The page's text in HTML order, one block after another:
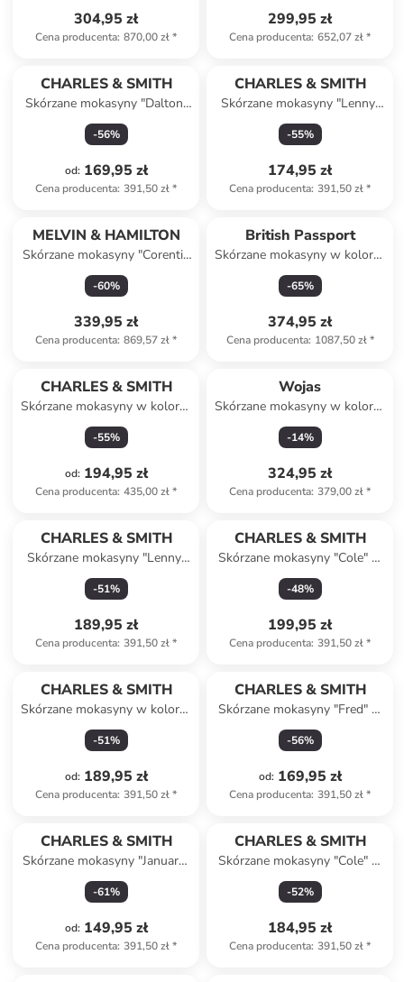
304,95 zł
Cena producenta: 870,00 zł*
299,95 zł
Cena producenta: 652,07 zł*
CHARLES & SMITH
Skórzane mokasyny "Dalton"
w kolorze khaki
-56%
od: 169,95 zł
Cena producenta: 391,50 zł*
CHARLES & SMITH
Skórzane mokasyny "Lenny"
w kolorze jasnobrązowym
-55%
174,95 zł
Cena producenta: 391,50 zł*
MELVIN & HAMILTON
Skórzane mokasyny "Corentin
3" w kolorze jasnobrązowym
-60%
339,95 zł
Cena producenta: 869,57 zł*
British Passport
Skórzane mokasyny w kolorze
czarnym
-65%
374,95 zł
Cena producenta: 1087,50 zł*
CHARLES & SMITH
Skórzane mokasyny w kolorze
niebieskim
-55%
od: 194,95 zł
Cena producenta: 435,00 zł*
Wojas
Skórzane mokasyny w kolorze
granatowym
-14%
324,95 zł
Cena producenta: 379,00 zł*
CHARLES & SMITH
Skórzane mokasyny "Lenny"
w kolorze jasnobrązowym
-51%
189,95 zł
Cena producenta: 391,50 zł*
CHARLES & SMITH
Skórzane mokasyny "Cole" w
kolorze brązowym
-48%
199,95 zł
Cena producenta: 391,50 zł*
CHARLES & SMITH
Skórzane mokasyny w kolorze
jasnobrązowym
-51%
od: 189,95 zł
Cena producenta: 391,50 zł*
CHARLES & SMITH
Skórzane mokasyny "Fred" w
kolorze błękitnym
-56%
od: 169,95 zł
Cena producenta: 391,50 zł*
CHARLES & SMITH
Skórzane mokasyny "January"
w kolorze zielonym
-61%
od: 149,95 zł
Cena producenta: 391,50 zł*
CHARLES & SMITH
Skórzane mokasyny "Cole" w
kolorze jasnobrązowym
-52%
184,95 zł
Cena producenta: 391,50 zł*